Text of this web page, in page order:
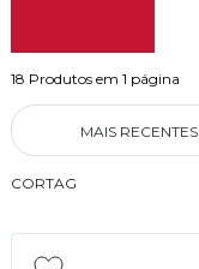
18 Produtos em 1 página
MAIS RECENTES
CORTAG